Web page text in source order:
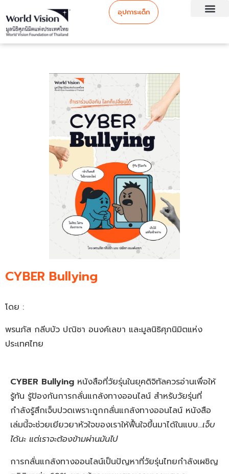
อุปการะเด็ก
CYBER Bullying
โดย :
พรนภัส กลีบบัว ปณิชา อนงค์เลขา และมูลนิธิศุภนิมิตแห่ง
ประเทศไทย
CYBER Bullying หนังสือที่วัยรุ่นในยุคดิจิทัลควรอ่านเพื่อให้
รู้ทัน รู้ป้องกันการกลั่นแกล้งทางออนไลน์ สำหรับวัยรุ่นที่
กำลังรู้สึกเจ็บปวดเพราะถูกกลั่นแกล้งทางออนไลน์ หนังสือ
เล่มนี้จะช่วยเยียวยาหัวใจของเราให้ฟื้นใจขึ้นมาได้ในแบบ…เจ็บ
ได้นะ แต่เราจะต้องข้ามผ่านมันไป
การกลั่นแกล้งทางออนไลน์เป็นปัญหาที่วัยรุ่นไทยกำลังเผชิญ